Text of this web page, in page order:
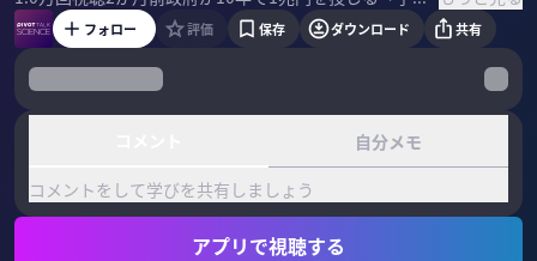
フォロー 評価 保存 ダウンロード 共有
自分メモ
コメントをして学びを共有しましょう
アプリで視聴する